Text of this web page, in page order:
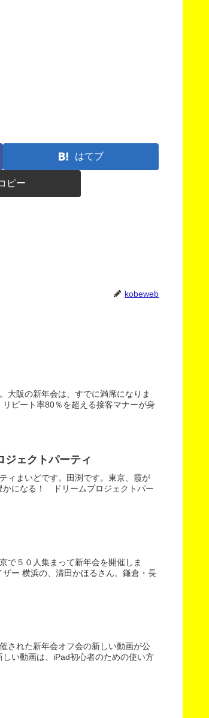
はてブ
ピー
kobeweb
阪の新年会は、すでに満席になりま
ピート率80％を超える接客マナーが身
ェクトパーティ
まいどです。田渕です。東京、霞が
かになる！ ドリームプロジェクトパー
で５０人集まって新年会を開催しま
ー 横浜の、清田かほるさん。鎌倉・長
された新年会オフ会の新しい動画が公
い動画は、iPad初心者のための使い方